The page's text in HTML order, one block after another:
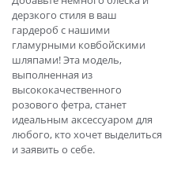
дерзкого стиля в ваш
гардероб с нашими
гламурными ковбойскими
шляпами! Эта модель,
выполненная из
высококачественного
розового фетра, станет
идеальным аксессуаром для
любого, кто хочет выделиться
и заявить о себе.